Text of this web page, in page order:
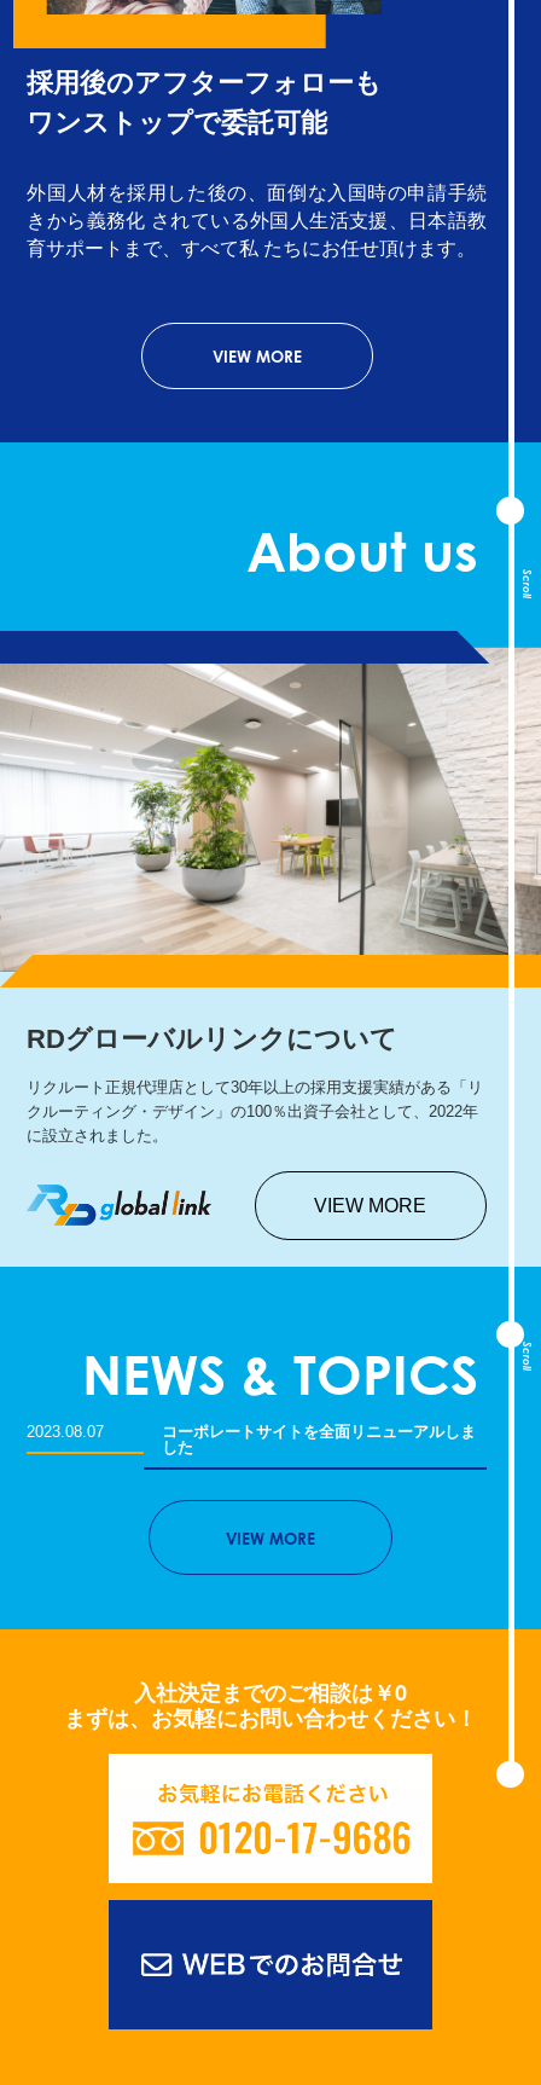
採用後のアフターフォローも
ワンストップで委託可能
外国人材を採用した後の、面倒な入国時の申請手続
きから義務化 されている外国人生活支援、日本語教
育サポートまで、すべて私 たちにお任せ頂けます。
VIEW MORE
Scroll
About us
RDグローバルリンクについて
リクルート正規代理店として30年以上の採用支援実績がある「リ
クルーティング・デザイン」の100％出資子会社として、2022年
に設立されました。
VIEW MORE
Scroll
NEWS & TOPICS
2023.08.07 コーポレートサイトを全面リニューアルしま
した
VIEW MORE
入社決定までのご相談は￥0
まずは、お気軽にお問い合わせください！